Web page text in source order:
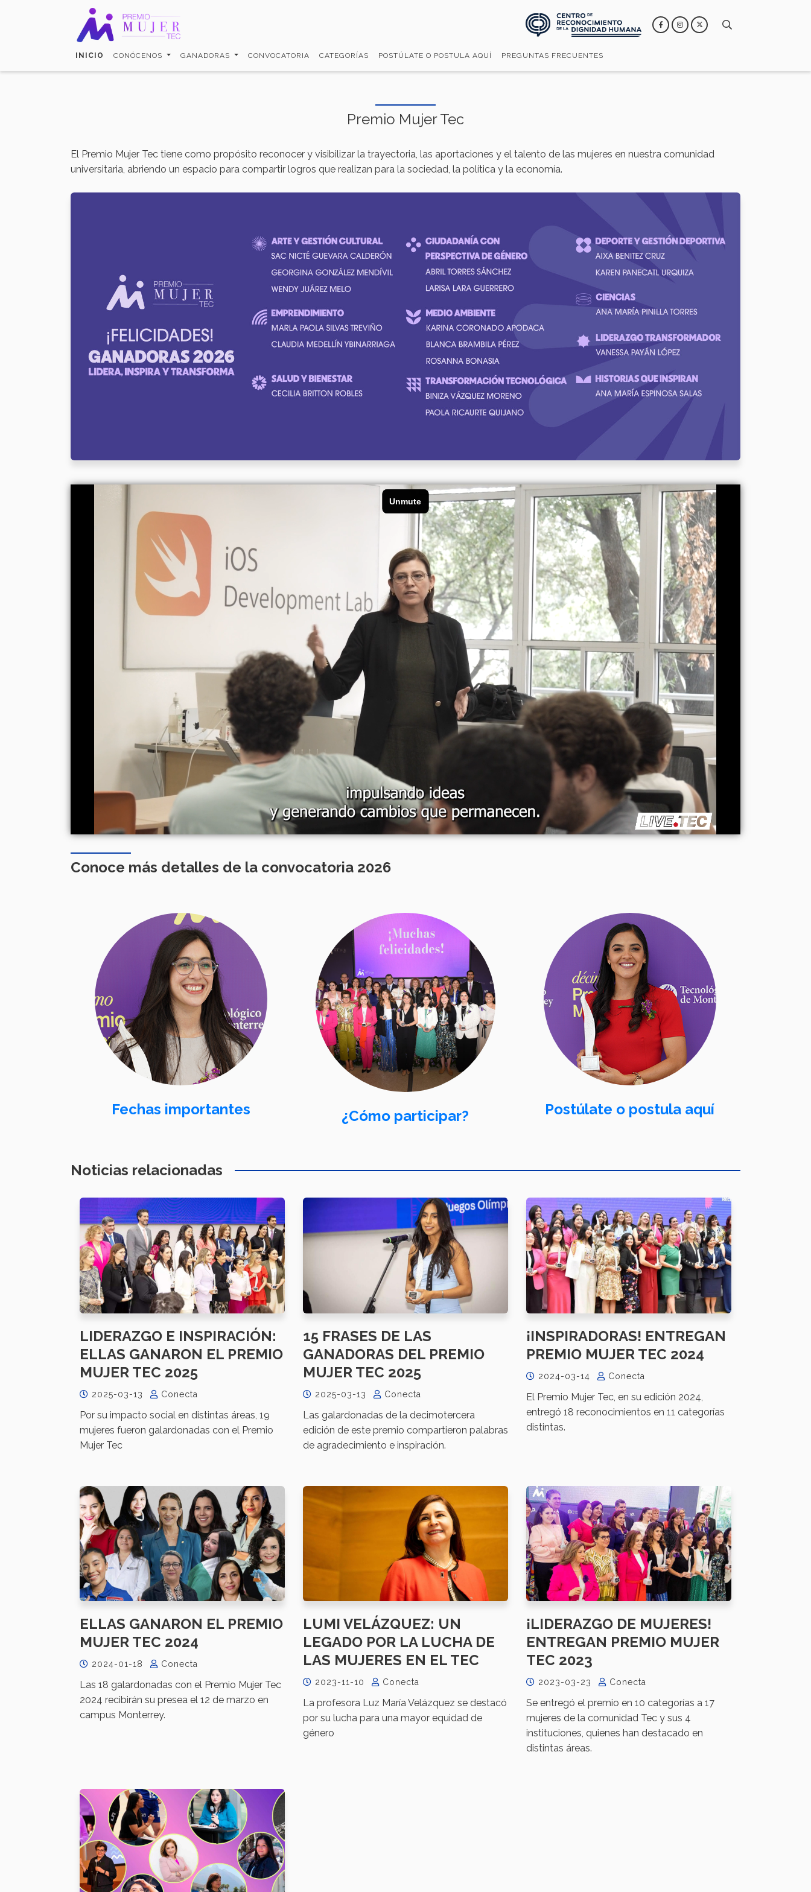
INICIO CONÓCENOS GANADORAS CONVOCATORIA CATEGORÍAS POSTÚLATE O POSTULA AQUÍ PREGUNTAS FRECUENTES
Premio Mujer Tec
El Premio Mujer Tec tiene como propósito reconocer y visibilizar la trayectoria, las aportaciones y el talento de las mujeres en nuestra comunidad
universitaria, abriendo un espacio para compartir logros que realizan para la sociedad, la política y la economía.
Conoce más detalles de la convocatoria 2026
Fechas importantes ¿Cómo participar? Postúlate o postula aquí
Noticias relacionadas
LIDERAZGO E INSPIRACIÓN:
ELLAS GANARON EL PREMIO
MUJER TEC 2025
2025-03-13 Conecta
Por su impacto social en distintas áreas, 19
mujeres fueron galardonadas con el Premio
Mujer Tec
15 FRASES DE LAS
GANADORAS DEL PREMIO
MUJER TEC 2025
2025-03-13 Conecta
Las galardonadas de la decimotercera
edición de este premio compartieron palabras
de agradecimiento e inspiración.
¡INSPIRADORAS! ENTREGAN
PREMIO MUJER TEC 2024
2024-03-14 Conecta
El Premio Mujer Tec, en su edición 2024,
entregó 18 reconocimientos en 11 categorías
distintas.
ELLAS GANARON EL PREMIO
MUJER TEC 2024
2024-01-18 Conecta
Las 18 galardonadas con el Premio Mujer Tec
2024 recibirán su presea el 12 de marzo en
campus Monterrey.
LUMI VELÁZQUEZ: UN
LEGADO POR LA LUCHA DE
LAS MUJERES EN EL TEC
2023-11-10 Conecta
La profesora Luz María Velázquez se destacó
por su lucha para una mayor equidad de
género
¡LIDERAZGO DE MUJERES!
ENTREGAN PREMIO MUJER
TEC 2023
2023-03-23 Conecta
Se entregó el premio en 10 categorías a 17
mujeres de la comunidad Tec y sus 4
instituciones, quienes han destacado en
distintas áreas.